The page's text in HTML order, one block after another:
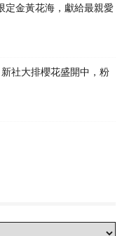
定金黃花海，獻給最親愛
社大排櫻花盛開中，粉